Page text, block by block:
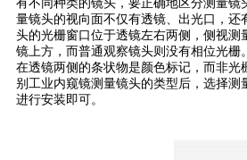
有不同种类的镜头，要正确地区分测量镜
量镜头的视向面不仅有透镜、出光口，还
头的光栅窗口位于透镜左右两侧，侧视测
镜上方，而普通观察镜头则没有相位光栅
在透镜两侧的条状物是颜色标记，而非光
别工业内窥镜测量镜头的类型后，选择测
进行安装即可。